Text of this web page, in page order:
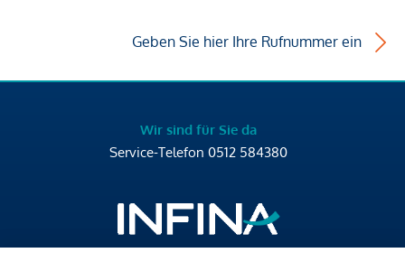
Geben Sie hier Ihre Rufnummer ein
Wir sind für Sie da
Service-Telefon 0512 584380